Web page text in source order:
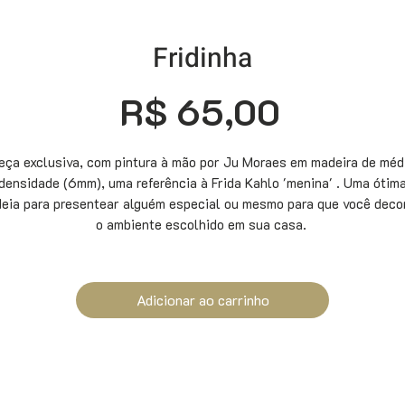
Fridinha
R$ 65,00
exclusiva, com pintura à mão por Ju Moraes em madeira de
(6mm), uma referência à Frida Kahlo 'menina' . Uma ótima
para presentear alguém especial ou mesmo para que você
o ambiente escolhido em sua casa.
Adicionar ao carrinho